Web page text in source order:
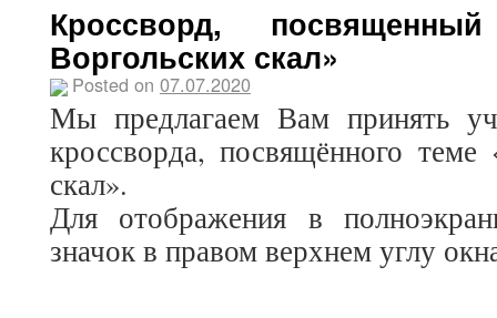
Кроссворд,
Воргольских скал»
Posted on 07.07.2020
Мы предлагаем Вам принять
кроссворда, посвящённого теме
скал».
Для отображения в
значок в правом верхнем углу